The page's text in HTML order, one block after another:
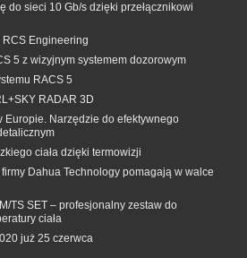
do sieci 10 Gb/s dzięki przełącznikowi
RCS Engineering
5 z wizyjnym systemem dozorowym
RACS 5
RADAR 3D
Europie. Narzędzie do efektywnego
ciała dzięki termowizji
Dahua Technology pomagają w walce
TS SET – profesjonalny zestaw do
ciała
już 25 czerwca